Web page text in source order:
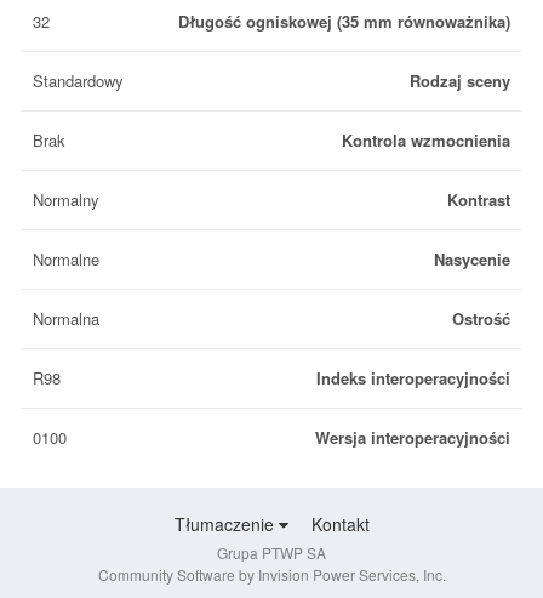
Długość ogniskowej (35 mm równoważnika)
32
Rodzaj sceny
Standardowy
Kontrola wzmocnienia
Brak
Kontrast
Normalny
Nasycenie
Normalne
Ostrość
Normalna
Indeks interoperacyjności
R98
Wersja interoperacyjności
0100
Tłumaczenie Kontakt
Grupa PTWP SA
Community Software by Invision Power Services, Inc.